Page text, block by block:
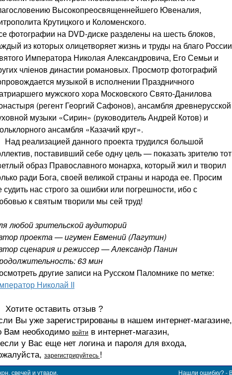
Высокопреосвященнейшего Ювеналия,
Крутицкого и Коломенского.
фотографии на DVD-диске разделены на шесть блоков,
из которых олицетворяет жизнь и труды на благо России
Императора Николая Александровича, Его Семьи и
чліенов династии романовых. Просмотр фотографий
музыкой в исполнении Праздничного
мужского хора Московского Свято-Данилова
(регент Георгий Сафонов), ансамбля древнерусской
музыки «Сирин» (руководитель Андрей Котов) и
ансамбля «Казачий круг».
реализацией данного проекта трудился большой
поставивший себе одну цель — показать зрителю тот
образ Православного монарха, который жил и творил
ради Бога, своей великой страны и народа ее. Просим
судить нас строго за ошибки или погрешности, ибо с
к святым творили мы сей труд!
любой зрительской аудиторий
проекта — игумен Евмений (Лагутин)
сценария и режиссер — Александр Панин
63 мин
другие записи на Русском Паломнике по метке:
Николай II
Хотите оставить отзыв ?
Вы уже зарегистрированы в нашем интернет-магазине,
Вам необходимо войти в интернет-магазин,
у Вас еще нет логина и пароля для входа,
зарегистрируйтесь !
свечей и утвари. Нашли ошибку? -